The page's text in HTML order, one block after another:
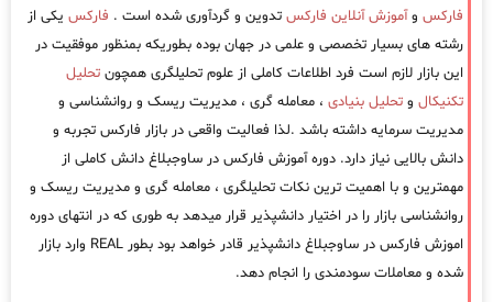
فارکس وآموزش آنلاین فارکس تدوین و گردآوری شده است . فارکس یکی از
رشته های بسیار تخصصی و علمی در جهان بوده بطوریکه بمنظور موفقیت در
این بازار لازم است فرد اطلاعات کاملی از علوم تحلیلگری همچون تحلیل
تکنیکال و تحلیل بنیادی ، معامله گری ، مدیریت ریسک و روانشناسی و
مدیریت سرمایه داشته باشد .لذا فعالیت واقعی در بازار فارکس تجربه و
دانش بالایی نیاز دارد. دوره آموزش فارکس در ساوجبلاغ دانش کاملی از
مهمترین و با اهمیت ترین نکات تحلیلگری ، معامله گری و مدیریت ریسک و
روانشناسی بازار را در اختیار دانشپذیر قرار میدهد به طوری که در انتهای دوره
اموزش فارکس در ساوجبلاغ دانشپذیر قادر خواهد بود بطور REAL وارد بازار
شده و معاملات سودمندی را انجام دهد.